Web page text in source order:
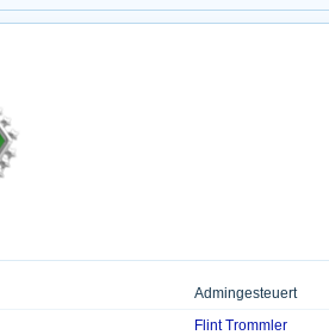
Admingesteuert
Flint Trommler